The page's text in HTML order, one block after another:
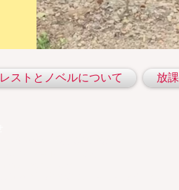
レストとノベルについて 放